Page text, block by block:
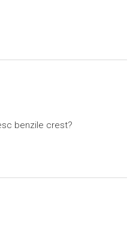
benzile crest?